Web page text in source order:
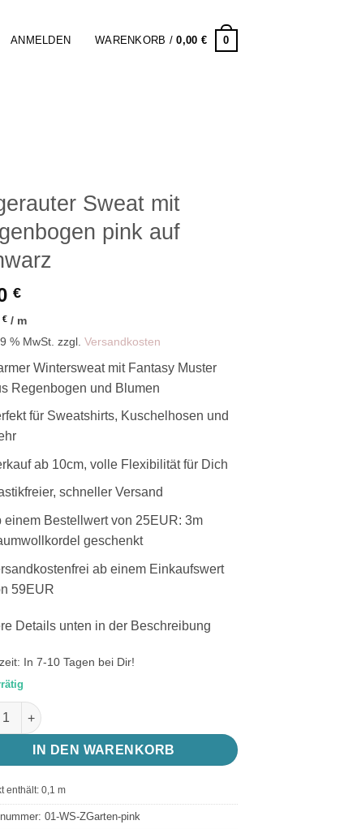
ANMELDEN WARENKORB /0,00 € 0
Sweat mit
pink auf
€
€ / m
% MwSt. zzgl. Versandkosten
Wintersweat mit Fantasy Muster
Regenbogen und Blumen
für Sweatshirts, Kuschelhosen und
ab 10cm, volle Flexibilität für Dich
schneller Versand
einem Bestellwert von 25EUR: 3m
geschenkt
ab einem Einkaufswert
59EUR
Details unten in der Beschreibung
In 7-10 Tagen bei Dir!
Sweat mit Regenbogen pink auf schwarz Menge
IN DEN WARENKORB
enthält: 0,1 m
01-WS-ZGarten-pink